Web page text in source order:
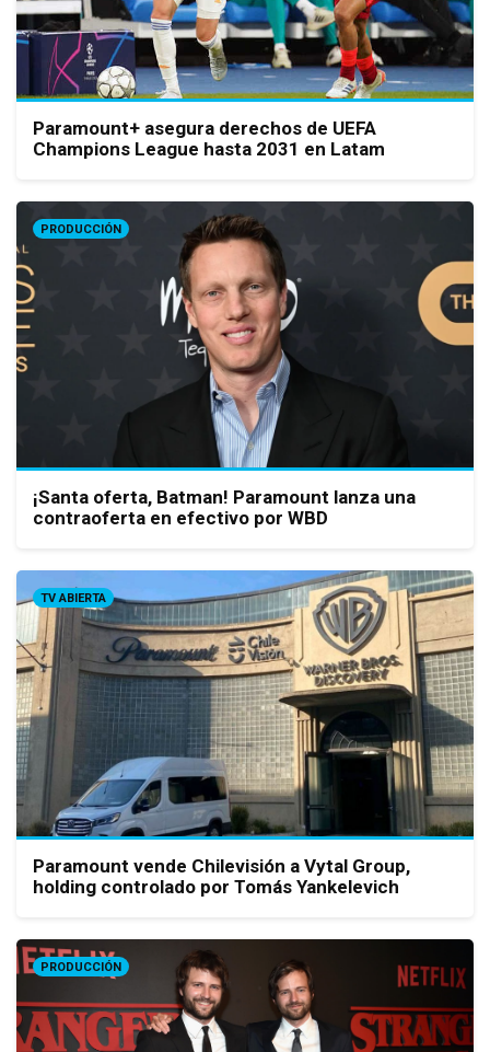
Paramount+ asegura derechos de UEFA
Champions League hasta 2031 en Latam
PRODUCCIÓN
¡Santa oferta, Batman! Paramount lanza una
contraoferta en efectivo por WBD
TV ABIERTA
Paramount vende Chilevisión a Vytal Group,
holding controlado por Tomás Yankelevich
PRODUCCIÓN